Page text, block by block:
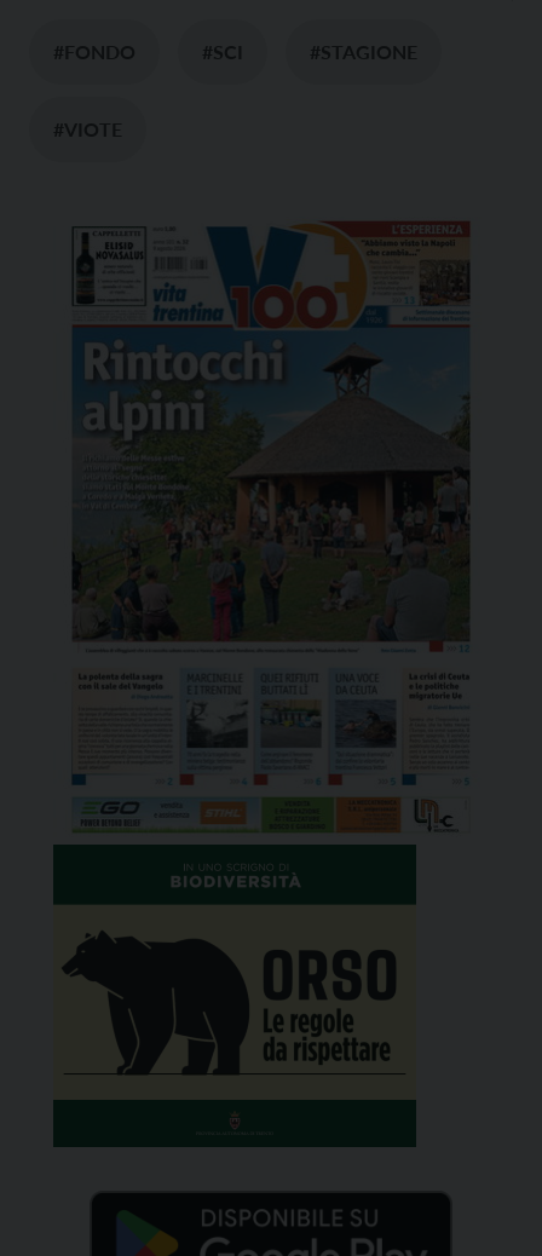
#FONDO #SCI #STAGIONE
#VIOTE